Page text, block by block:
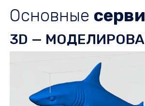
Основные
3D —